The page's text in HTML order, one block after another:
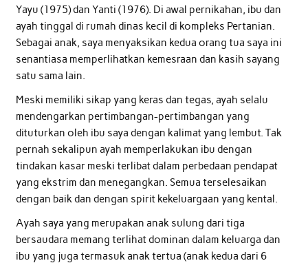
Yayu (1975) dan Yanti (1976). Di awal pernikahan, ibu dan
ayah tinggal di rumah dinas kecil di kompleks Pertanian.
Sebagai anak, saya menyaksikan kedua orang tua saya ini
senantiasa memperlihatkan kemesraan dan kasih sayang
satu sama lain.
Meski memiliki sikap yang keras dan tegas, ayah selalu
mendengarkan pertimbangan-pertimbangan yang
dituturkan oleh ibu saya dengan kalimat yang lembut. Tak
pernah sekalipun ayah memperlakukan ibu dengan
tindakan kasar meski terlibat dalam perbedaan pendapat
yang ekstrim dan menegangkan. Semua terselesaikan
dengan baik dan dengan spirit kekeluargaan yang kental.
Ayah saya yang merupakan anak sulung dari tiga
bersaudara memang terlihat dominan dalam keluarga dan
ibu yang juga termasuk anak tertua (anak kedua dari 6